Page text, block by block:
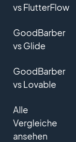
vs FlutterFlow
GoodBarber
vs Glide
GoodBarber
vs Lovable
Alle
Vergleiche
ansehen